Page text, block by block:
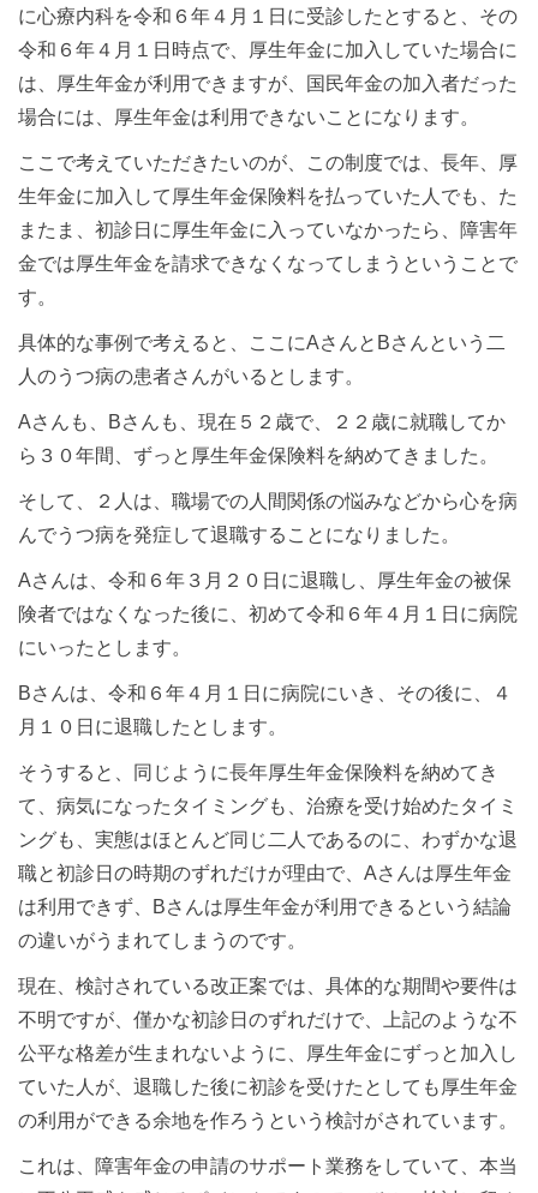
に心療内科を令和６年４月１日に受診したとすると、その
令和６年４月１日時点で、厚生年金に加入していた場合に
は、厚生年金が利用できますが、国民年金の加入者だった
場合には、厚生年金は利用できないことになります。
ここで考えていただきたいのが、この制度では、長年、厚
生年金に加入して厚生年金保険料を払っていた人でも、た
またま、初診日に厚生年金に入っていなかったら、障害年
金では厚生年金を請求できなくなってしまうということで
す。
具体的な事例で考えると、ここにAさんとBさんという二
人のうつ病の患者さんがいるとします。
Aさんも、Bさんも、現在５２歳で、２２歳に就職してか
ら３０年間、ずっと厚生年金保険料を納めてきました。
そして、２人は、職場での人間関係の悩みなどから心を病
んでうつ病を発症して退職することになりました。
Aさんは、令和６年３月２０日に退職し、厚生年金の被保
険者ではなくなった後に、初めて令和６年４月１日に病院
にいったとします。
Bさんは、令和６年４月１日に病院にいき、その後に、４
月１０日に退職したとします。
そうすると、同じように長年厚生年金保険料を納めてき
て、病気になったタイミングも、治療を受け始めたタイミ
ングも、実態はほとんど同じ二人であるのに、わずかな退
職と初診日の時期のずれだけが理由で、Aさんは厚生年金
は利用できず、Bさんは厚生年金が利用できるという結論
の違いがうまれてしまうのです。
現在、検討されている改正案では、具体的な期間や要件は
不明ですが、僅かな初診日のずれだけで、上記のような不
公平な格差が生まれないように、厚生年金にずっと加入し
ていた人が、退職した後に初診を受けたとしても厚生年金
の利用ができる余地を作ろうという検討がされています。
これは、障害年金の申請のサポート業務をしていて、本当